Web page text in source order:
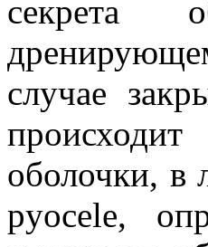
секрета
случае
оболочки, в
pyocele,